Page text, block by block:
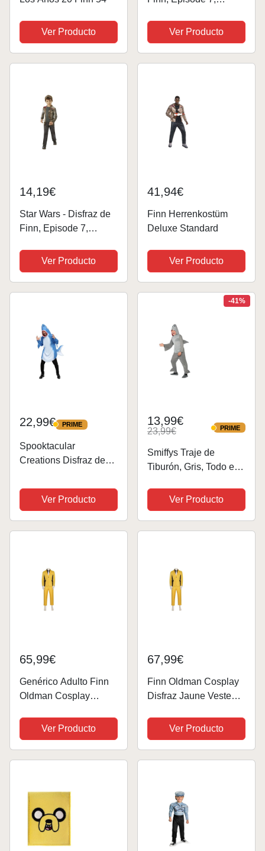
Ver Producto
(Rubie'S 620269-XL)
Ver Producto
14,19€
Star Wars - Disfraz de
Finn, Episode 7,
(Rubie'S 620267-M)
Ver Producto
41,94€
Finn Herrenkostüm
Deluxe Standard
Ver Producto
22,99€ PRIME
PRIME
Spooktacular
Creations Disfraz de
para fiesta de disfraces
de Halloween para
tiburón, fiesta temática
Ver Producto
-41%
13,99€
23,99€ PRIME
PRIME
Smiffys Traje de
Tiburón, Gris, Todo en
Aletas Halloween
Ver Producto
65,99€
Genérico Adulto Finn
Oldman Cosplay
Chaqueta Pantalones
Camisas Conjunto
Completo,L-Yellow
Ver Producto
67,99€
Finn Oldman Cosplay
Disfraz Jaune Veste
Cravates Ensemble
Complet,S-Yellow
Ver Producto